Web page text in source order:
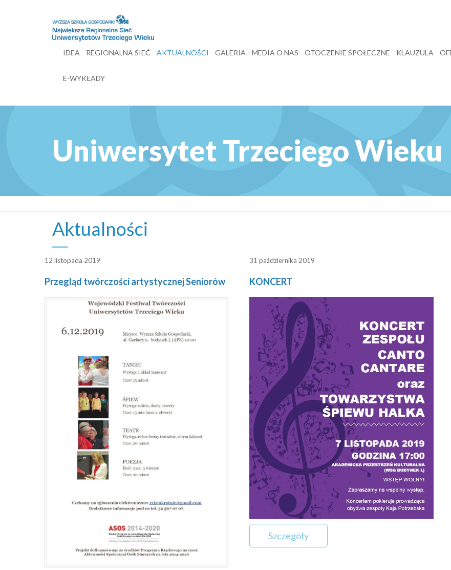
IDEA REGIONALNA SIEĆ AKTUALNOŚCI GALERIA MEDIA O NAS OTOCZENIE SPOŁECZNE KLAUZULA
E-WYKŁADY
Uniwersytet Trzeciego Wieku
Aktualności
12 listopada 2019
Przegląd twórczości artystycznej Seniorów
31 października 2019
KONCERT
Szczegóły